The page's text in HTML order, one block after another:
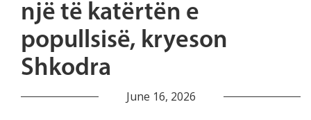
një të katërtën e
popullsisë, kryeson
Shkodra
June 16, 2026